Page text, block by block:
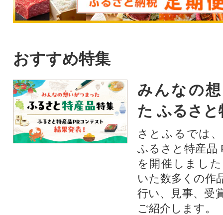
おすすめ特集
みんなの
た ふるさと
さとふるでは
ふるさと特産品
を開催しまし
いた数多くの作
行い、見事、受
ご紹介します。